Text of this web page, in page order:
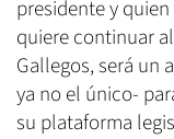
presidente y
quiere continuar
Gallegos, será
ya no el único-
su plataforma